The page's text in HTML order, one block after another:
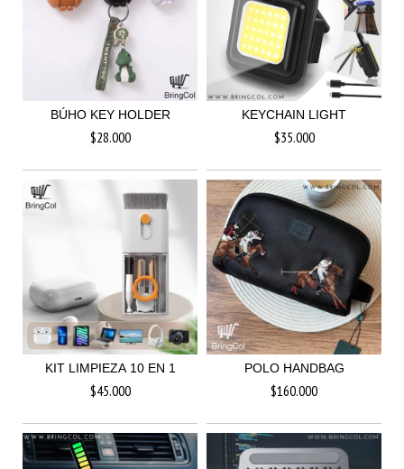
BÚHO KEY HOLDER
$28.000
KEYCHAIN LIGHT
$35.000
KIT LIMPIEZA 10 EN 1
$45.000
POLO HANDBAG
$160.000